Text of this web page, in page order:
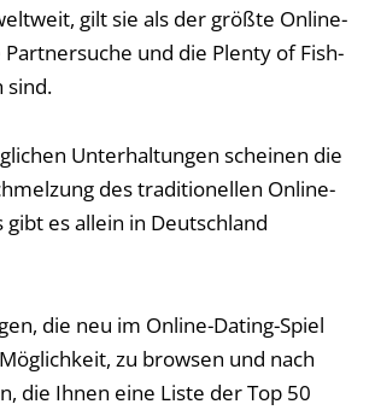
gilt sie als der größte Online-
und die Plenty of Fish-
sind.
Unterhaltungen scheinen die
des traditionellen Online-
es allein in Deutschland
die neu im Online-Dating-Spiel
zu browsen und nach
die Ihnen eine Liste der Top 50